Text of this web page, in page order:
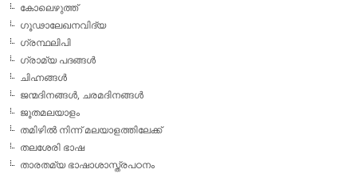
കോലെഴുത്ത്
ഗൂഢാലേഖനവിദ്യ
ഗ്രന്ഥലിപി
ഗ്രാമ്യ പദങ്ങള്‍
ചിഹ്നങ്ങള്‍
ജന്മദിനങ്ങള്‍, ചരമദിനങ്ങള്‍
ജൂതമലയാളം
തമിഴില്‍ നിന്ന് മലയാളത്തിലേക്ക്
തലശേരി ഭാഷ
താരതമ്യ ഭാഷാശാസ്ത്രപഠനം